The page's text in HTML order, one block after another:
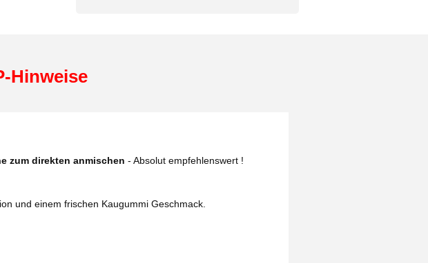
Hinweise
zum direkten anmischen - Absolut empfehlenswert !
und einem frischen Kaugummi Geschmack.